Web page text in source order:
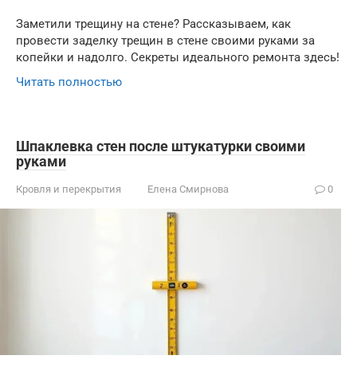
Заметили трещину на стене? Рассказываем, как
провести заделку трещин в стене своими руками за
копейки и надолго. Секреты идеального ремонта здесь!
Читать полностью
Шпаклевка стен после штукатурки своими
руками
Кровля и перекрытия Елена Смирнова 0